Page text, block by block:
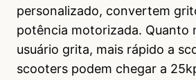
personalizado, convertem
potência motorizada. Quanto
usuário grita, mais rápido a
scooters podem chegar a